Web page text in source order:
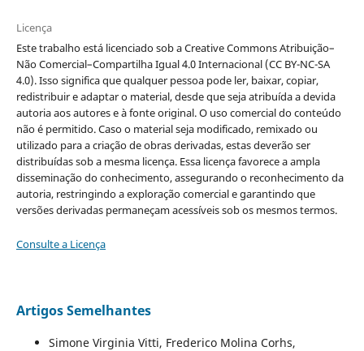
Licença
Este trabalho está licenciado sob a Creative Commons Atribuição–
Não Comercial–Compartilha Igual 4.0 Internacional (CC BY-NC-SA
4.0). Isso significa que qualquer pessoa pode ler, baixar, copiar,
redistribuir e adaptar o material, desde que seja atribuída a devida
autoria aos autores e à fonte original. O uso comercial do conteúdo
não é permitido. Caso o material seja modificado, remixado ou
utilizado para a criação de obras derivadas, estas deverão ser
distribuídas sob a mesma licença. Essa licença favorece a ampla
disseminação do conhecimento, assegurando o reconhecimento da
autoria, restringindo a exploração comercial e garantindo que
versões derivadas permaneçam acessíveis sob os mesmos termos.
Consulte a Licença
Artigos Semelhantes
Simone Virginia Vitti, Frederico Molina Corhs,